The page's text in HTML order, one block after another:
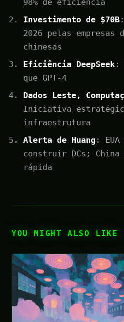
Investimento de $70B
2026 pelas empresas
chinesas
Eficiência DeepSeek :
que GPT-4
Dados Leste,
Iniciativa
infraestrutura
Alerta de Huang :
construir DCs; China
rápida
YOU MIGHT ALSO LIKE